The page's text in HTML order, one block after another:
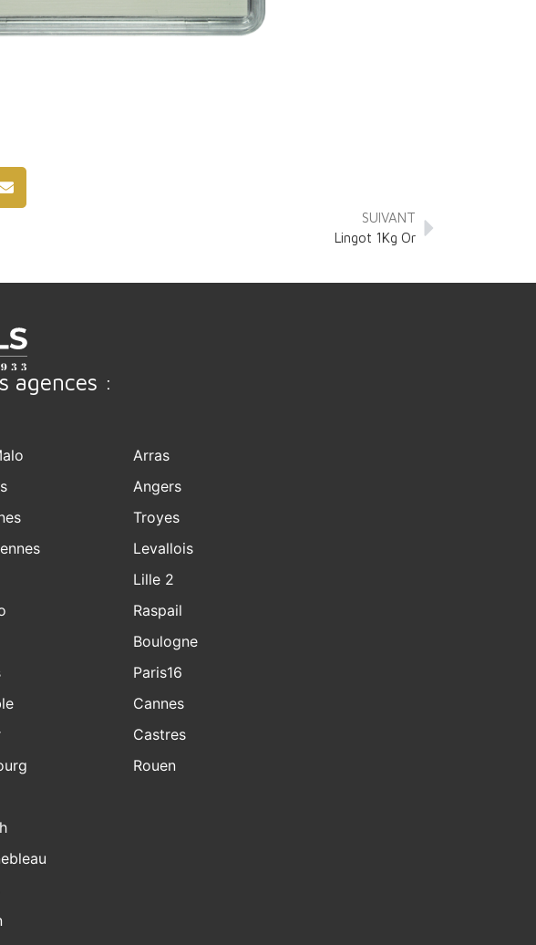
SUIVANT
Lingot 1Kg Or
agences :
Arras
Angers
Troyes
Levallois
Lille 2
Raspail
Boulogne
Paris16
Cannes
Castres
Rouen